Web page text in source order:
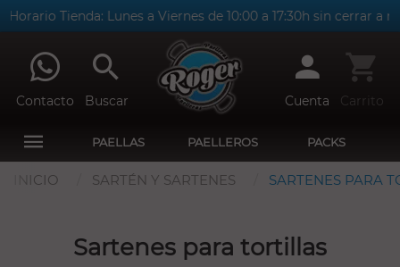
Tienda: Lunes a Viernes de 10:00 a 17:30h sin cerrar a
Contacto Buscar Cuenta Carrito
PAELLAS PAELLEROS PACKS
INICIO SARTÉN Y SARTENES SARTENES PARA
Sartenes para tortillas